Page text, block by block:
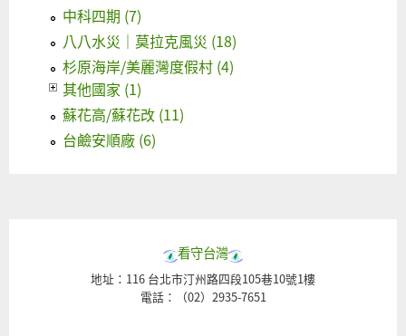
中科四期 (7)
八八水災｜莫拉克風災 (18)
杉原海岸/美麗灣度假村 (4)
其他國家 (1)
蘇花高/蘇花改 (11)
台鹼安順廠 (6)
看守台灣
地址：116 台北市汀州路四段105巷10號1樓
電話：（02）2935-7651